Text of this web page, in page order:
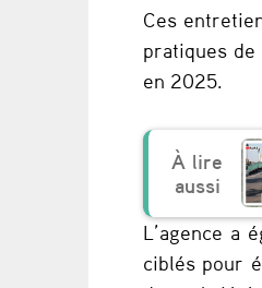
e
s
o
r
i
Ces
pratiques
en 2025.
L’agence a
ciblés pour